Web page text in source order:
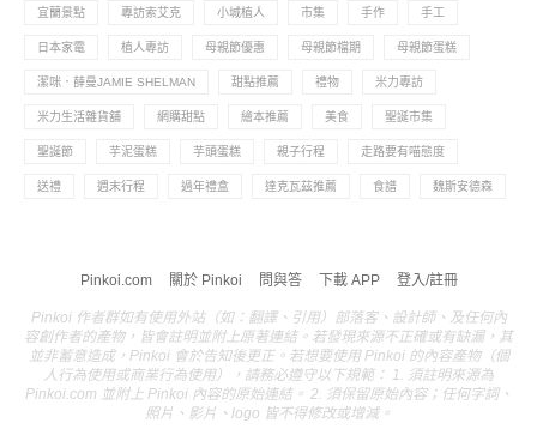
宜蘭景點 專訪索艾克 小城植人 市集 手作 手工
日本家電 植人專訪 母親節優惠 母親節檔期 母親節蛋糕
潔咪．薛曼JAMIE SHELMAN 甜點推薦 禮物 米力專訪
米力生活雜貨舖 網購甜點 繪本推薦 美食 聖誕市集
聖誕節 芋泥蛋糕 芋頭蛋糕 親子行程 走路要有喵態度
送禮 週末行程 過年禮盒 達克瓦茲推薦 食譜 魏斯安德森
Pinkoi.com 關於 Pinkoi 問與答 下載 APP 登入/註冊
Pinkoi 作者群如有使用外站（如：翻譯、引用）部落客、設計師、及任何內
容創作者的產物，皆會註明並附上原著連結。若發現來源不正確或有缺漏，其
並非蓄意造成，Pinkoi 會於告知後更正。若想要使用 Pinkoi 的內容產物（個
人行為使用或商業行為使用），請務必遵守以下規範： 1. 須註明來源為
Pinkoi.com 並附上 Pinkoi 內容的原始連結。 2. 須保留原始內容；任何字詞、
照片、影片、logo 皆不得修改或增減。